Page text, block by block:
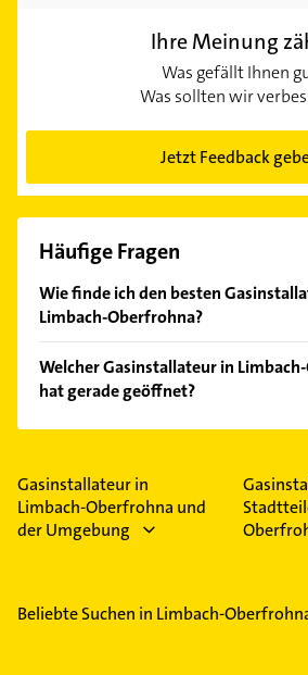
Ihre Meinung
Was gefällt Ihnen
Was sollten wir
Jetzt Feedback
Häufige Fragen
Wie finde ich den besten
Limbach-Oberfrohna?
Kundenmeinungen und profitieren
Empfehlungen. Die Suchergebnisse
einfach nachBewertungensortiert
Welcher Gasinstallateur in
hat gerade geöffnet?
Im Anbieter-Bereich finden Sie alle
Feiertagen abweichen können.
Gasinstallateur in
Limbach-Oberfrohna und
der Umgebung
Beliebte Suchen in Limbach-